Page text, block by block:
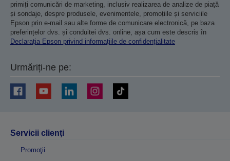
primiți comunicări de marketing, inclusiv realizarea de analize de piață
și sondaje, despre produsele, evenimentele, promoțiile și serviciile
Epson prin e-mail sau alte forme de comunicare electronică, pe baza
preferințelor dvs. și conduitei dvs. online, așa cum este descris în
Declarația Epson privind informațiile de confidențialitate
Urmăriți-ne pe:
Servicii clienţi
Promoţii